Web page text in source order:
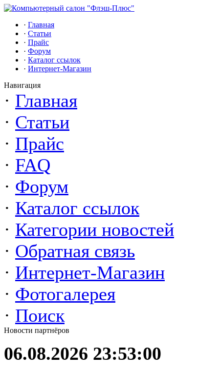
· Главная
· Статьи
· Прайс
· Форум
· Каталог ссылок
· Интернет-Магазин
Навигация
· Главная
· Статьи
· Прайс
· FAQ
· Форум
· Каталог ссылок
· Категории новостей
· Обратная связь
· Интернет-Магазин
· Фотогалерея
· Поиск
Новости партнёров
06.08.2026 23:53:00